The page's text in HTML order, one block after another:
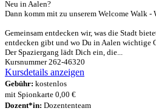
Neu in Aalen?
Dann komm mit zu unserem Welcome Walk -
Gemeinsam entdecken wir, was die Stadt
entdecken gibt und wo Du in Aalen wichtige
Der Spaziergang lädt Dich ein, die...
Kursnummer 262-46320
Kursdetails anzeigen
Gebühr: kostenlos
mit Spionkarte 0,00 €
Dozent*in: Dozententeam